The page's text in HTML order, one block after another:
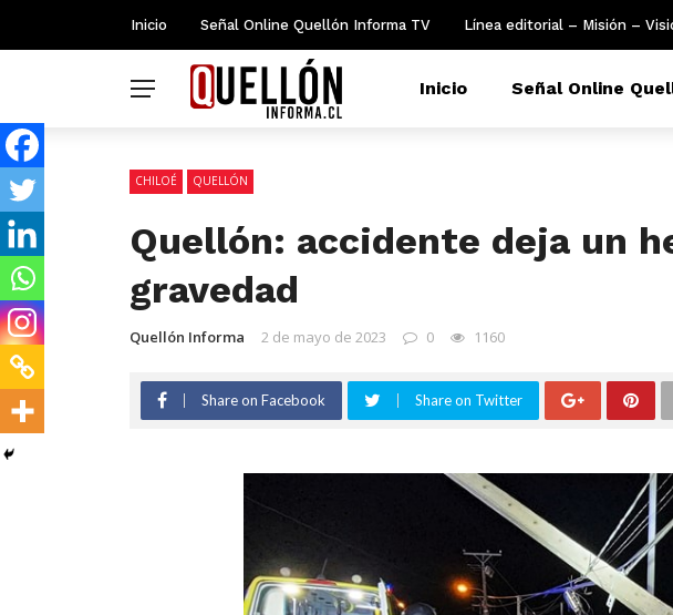
Inicio Señal Online Quellón Informa TV Línea editorial – Misión –
Inicio Señal Online
CHILOÉ QUELLÓN
Quellón: accidente deja un
gravedad
Quellón Informa 2 de mayo de 2023 0 1160
Share on Facebook Share on Twitter